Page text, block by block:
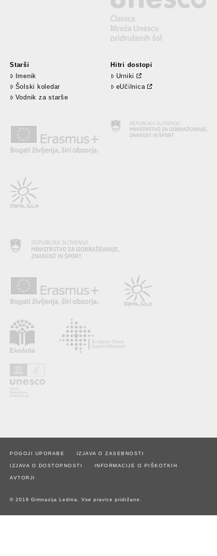
Starši
Imenik
Šolski koledar
Vodnik za starše
Hitri dostopi
Urniki
eUčilnica
POGOJI UPORABE IZJAVA O ZASEBNOSTI
IZJAVA O DOSTOPNOSTI INFORMACIJE O PIŠKOTKIH
AVTORJI
© 2019 Gimnazija Ledina. Vse pravice pridržane.